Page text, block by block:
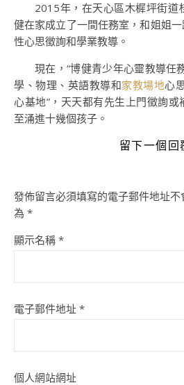
2015年，在天心區木樨坪街道
健在家成立了一間任務室，和姐姐
性心思徵詢和學業教導。
現在，“博健青少年心靈教導任
學、物理、英語教導和家教場地心
心基地”，天天都有先生上門徵詢
至涌進十幾個孩子。
留下一個回
發佈留言必須填寫的電子郵件地址不
為 *
顯示名稱 *
電子郵件地址 *
個人網站網址